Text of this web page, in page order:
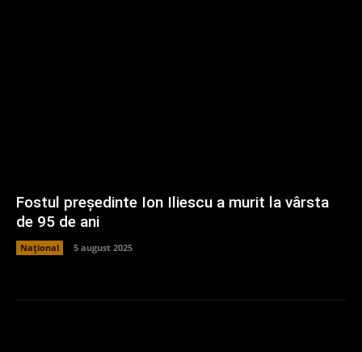
Fostul președinte Ion Iliescu a murit la vârsta
de 95 de ani
Național 5 august 2025